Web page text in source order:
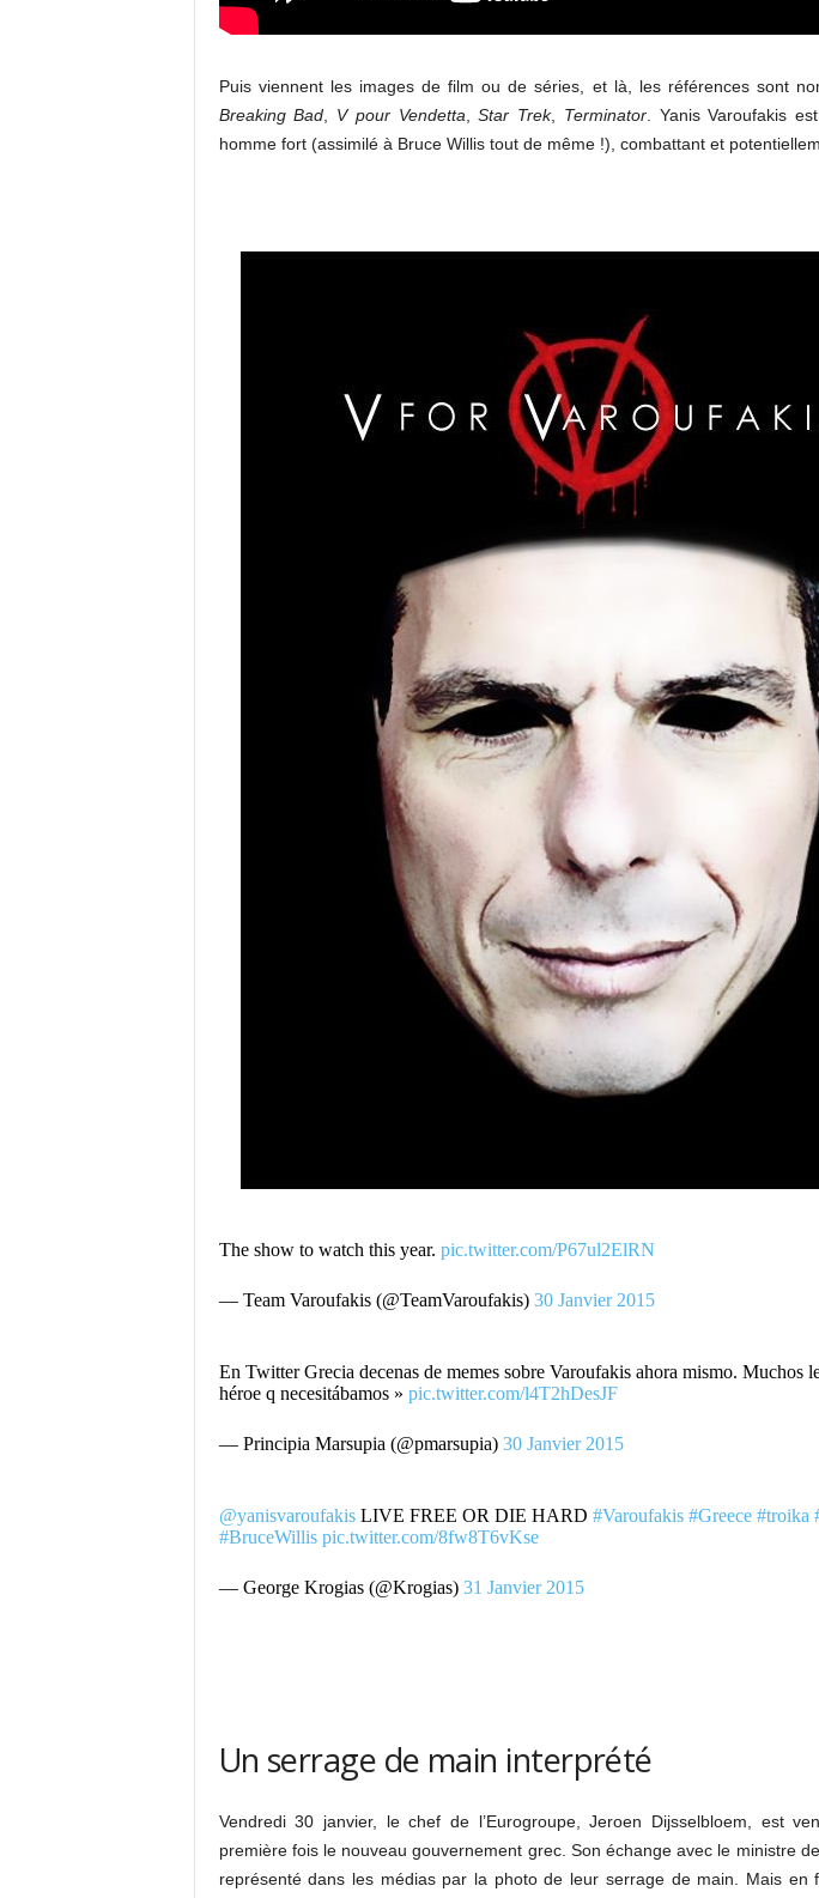
Puis viennent les images de film ou de séries, et là, les références sont
Breaking Bad
V pour Vendetta ,Star Trek, Terminator. Yanis Varoufakis
homme fort (assimilé à Bruce Willis tout de même !), combattant et
The show to watch this year. pic.twitter.com/P67ul2ElRN
— Team Varoufakis (@TeamVaroufakis) 30 Janvier 2015
En Twitter Grecia decenas de memes sobre Varoufakis ahora mismo. Muchos
héroe q necesitábamos » pic.twitter.com/l4T2hDesJF
— Principia Marsupia (@pmarsupia) 30 Janvier 2015
@yanisvaroufakisLIVE FREE OR DIE HARD #Varoufakis #Greece #troika
#BruceWillis pic.twitter.com/8fw8T6vKse
— George Krogias (@Krogias) 31 Janvier 2015
Un serrage de main interprété
Vendredi 30 janvier, le chef de l’Eurogroupe, Jeroen Dijsselbloem, est
première fois le nouveau gouvernement grec. Son échange avec le ministre
représenté dans les médias par la photo de leur serrage de main. Mais en